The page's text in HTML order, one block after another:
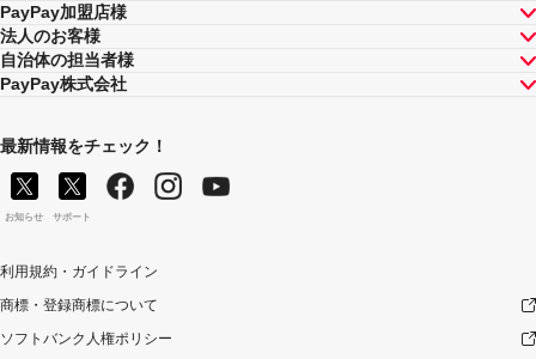
景品について
PayPayボーナス付与の際に、小数点以下は切り捨てとな
ります。
PayPayボーナスはPayPay公式ストア、PayPayカード公
す。
PayPayボーナスの付与は、原則として、対象のお支払方
法によるお支払いの翌日から起算して30日後に実施いた
します。ただし、お客様のご利用状況やシステム上の都
禁止事項等について
以下のいずれかに該当する場合は本キャンペーンの適用
った後にお客様が以下のいずれかに該当することが判明
PayPay加盟店様
法人のお客様
自治体の担当者様
PayPay株式会社
最新情報をチェック！
お知らせ サポート
利用規約・ガイドライン
商標・登録商標について
ソフトバンク人権ポリシー